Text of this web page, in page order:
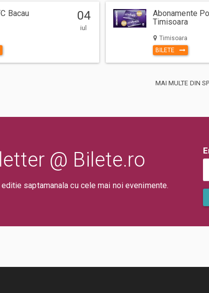
indiferent de varsta. (Mai putin cazurile unde este
varsta).
acces in sala de spectacol sau in locul de desfasurare a
bilet, pentru a evita aglomerarea pe caile de acces sau
inceperea spectacolului/evenimentului
Printeaza eBiletul acasa si vino cu el la eveniment.
Вacau 04
iul
Abonamente
Timisoara
Timisoara
BILETE
MAI MULTE DIN
@ Bilete.ro
saptamanala cu cele mai noi evenimente.